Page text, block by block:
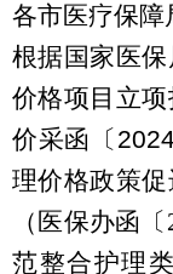
各市医疗保障
根据国家医
价格项目立
价采函〔 2024
理价格政策促
（医保办函〔
范整合护理